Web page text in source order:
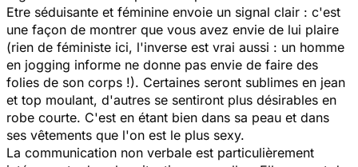
Etre séduisante et féminine envoie un signal clair : c'est
une façon de montrer que vous avez envie de lui plaire
(rien de féministe ici, l'inverse est vrai aussi : un homme
en jogging informe ne donne pas envie de faire des
folies de son corps !). Certaines seront sublimes en jean
et top moulant, d'autres se sentiront plus désirables en
robe courte. C'est en étant bien dans sa peau et dans
ses vêtements que l'on est le plus sexy.
La communication non verbale est particulièrement